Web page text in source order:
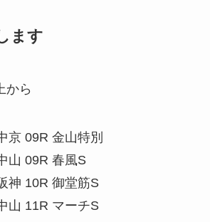
ます
から
京 09R 金山特別
山 09R 春風S
神 10R 御堂筋S
山 11R マーチS